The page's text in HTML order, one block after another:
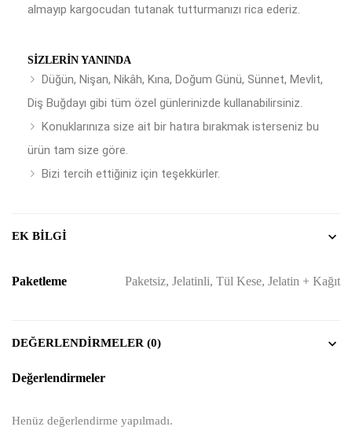
almayıp kargocudan tutanak tutturmanızı rica ederiz.
SIZLERIN YANINDA
Düğün, Nişan, Nikâh, Kına, Doğum Günü, Sünnet, Mevlit,
Diş Buğdayı gibi tüm özel günlerinizde kullanabilirsiniz.
Konuklarınıza size ait bir hatıra bırakmak isterseniz bu
ürün tam size göre.
Bizi tercih ettiğiniz için teşekkürler.
EK BILGI
Paketleme Paketsiz, Jelatinli, Tül Kese, Jelatin + Kağıt
DEĞERLENDIRMELER (0)
Değerlendirmeler
Henüz değerlendirme yapılmadı.